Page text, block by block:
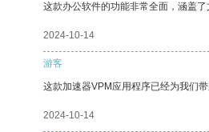
这款办公软件的功能非常全面，涵盖
2024-10-14
游客
这款加速器VPM应用程序已经为我们
2024-10-14